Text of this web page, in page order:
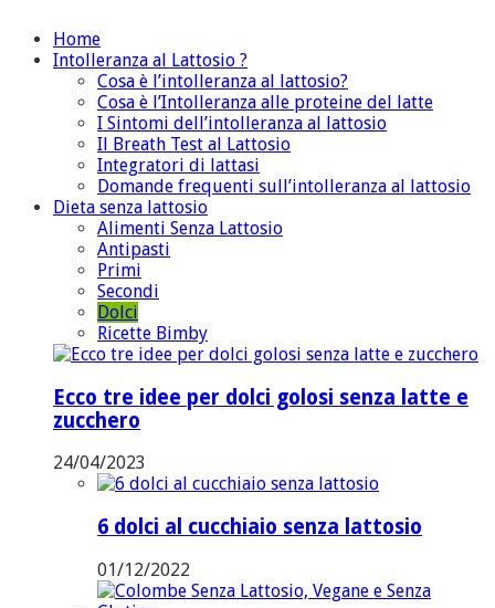
Home
Intolleranza al Lattosio ?
Cosa è l’intolleranza al lattosio?
Cosa è l’Intolleranza alle proteine del latte
I Sintomi dell’intolleranza al lattosio
Il Breath Test al Lattosio
Integratori di lattasi
Domande frequenti sull’intolleranza al lattosio
Dieta senza lattosio
Alimenti Senza Lattosio
Antipasti
Primi
Secondi
Dolci
Ricette Bimby
Ecco tre idee per dolci golosi senza latte e
zucchero
24/04/2023
6 dolci al cucchiaio senza lattosio
01/12/2022